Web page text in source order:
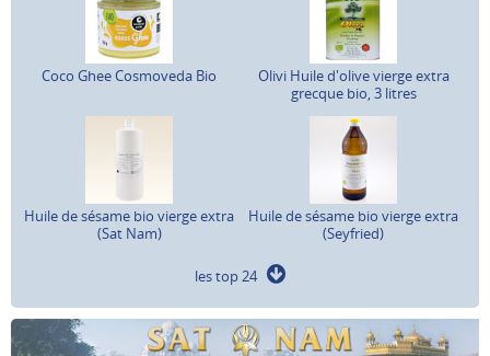
Coco Ghee Cosmoveda Bio
Olivi Huile d'olive vierge extra
grecque bio, 3 litres
Huile de sésame bio vierge extra
(Sat Nam)
Huile de sésame bio vierge extra
(Seyfried)
les top 24